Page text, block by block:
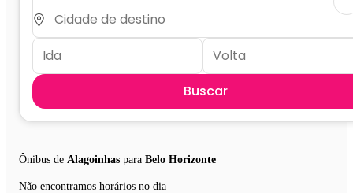
Buscar
Ônibus de Alagoinhas para Belo Horizonte
Não encontramos horários no dia